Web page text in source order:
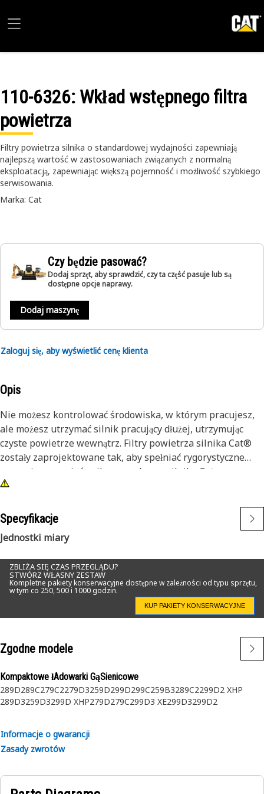
110-6326: Wkład wstępnego filtra
powietrza
Filtry powietrza silnika o standardowej wydajności zapewniają
najlepszą wartość w zastosowaniach związanych z normalną
eksploatacją, zapewniając większą pojemność i możliwość szybkiego
serwisowania.
Marka: Cat
Czy będzie pasować?
Dodaj sprzęt, aby sprawdzić, czy ta część pasuje lub są
dostępne opcje naprawy.
Dodaj maszynę
Zaloguj się, aby wyświetlić cenę klienta
Opis
Nie możesz kontrolować środowiska, w którym pracujesz,
ale możesz utrzymać silnik pracujący dłużej, utrzymując
czyste powietrze wewnątrz. Filtry powietrza silnika Cat®
zostały zaprojektowane tak, aby spełniać rygorystyczne
normy i zapewniać najlepszą ochronę silnika Cat.
Specyfikacje
Jednostki miary
ZBLIŻA SIĘ CZAS PRZEGLĄDU?
STWÓRZ WŁASNY ZESTAW
Kompletne pakiety konserwacyjne dostępne w zależności od typu sprzętu,
w tym co 250, 500 i 1000 godzin.
KUP PAKIETY KONSERWACYJNE
Zgodne modele
Kompaktowe łAdowarki GąSienicowe
289D289C279C2279D3259D299D299C259B3289C2299D2 XHP
289D3259D3299D XHP279D279C299D3 XE299D3299D2
Informacje o gwarancji
Zasady zwrotów